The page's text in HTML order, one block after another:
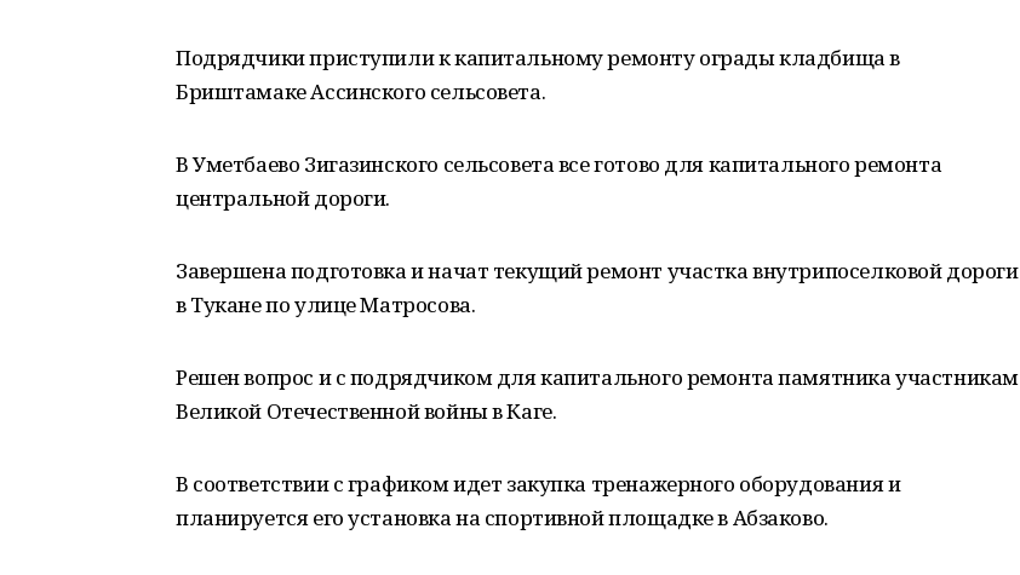
Подрядчики приступили к капитальному ремонту ограды кладбища в
Бриштамаке Ассинского сельсовета.
В Уметбаево Зигазинского сельсовета все готово для капитального ремонта
центральной дороги.
Завершена подготовка и начат текущий ремонт участка внутрипоселковой дороги
в Тукане по улице Матросова.
Решен вопрос и с подрядчиком для капитального ремонта памятника участникам
Великой Отечественной войны в Каге.
В соответствии с графиком идет закупка тренажерного оборудования и
планируется его установка на спортивной площадке в Абзаково.